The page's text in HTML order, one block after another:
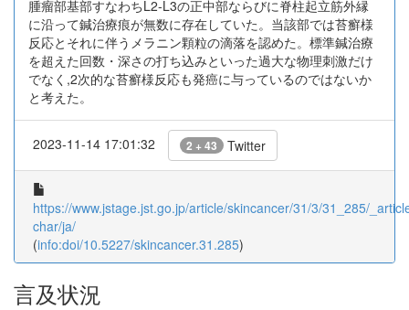
腫瘤部基部すなわちL2-L3の正中部ならびに脊柱起立筋外縁
に沿って鍼治療痕が無数に存在していた。当該部では苔癬様
反応とそれに伴うメラニン顆粒の滴落を認めた。標準鍼治療
を超えた回数・深さの打ち込みといった過大な物理刺激だけ
でなく,2次的な苔癬様反応も発癌に与っているのではないか
と考えた。
2023-11-14 17:01:32 2 + 43 Twitter
https://www.jstage.jst.go.jp/article/skincancer/31/3/31_285/
char/ja/
(info:doi/10.5227/skincancer.31.285)
言及状況